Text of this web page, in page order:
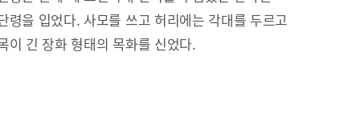
령을 입었다. 사모를 쓰고 허리에는 각대를 두르고
이 긴 장화 형태의 목화를 신었다.